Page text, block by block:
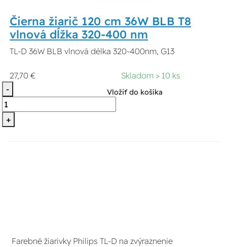
Čierna žiarič 120 cm 36W BLB T8
vlnová dĺžka 320-400 nm
TL-D 36W BLB vlnová délka 320-400nm, G13
27,70 €
Skladom > 10 ks
-
+
Vložiť do košíka
Farebné žiarivky Philips TL-D na zvýraznenie